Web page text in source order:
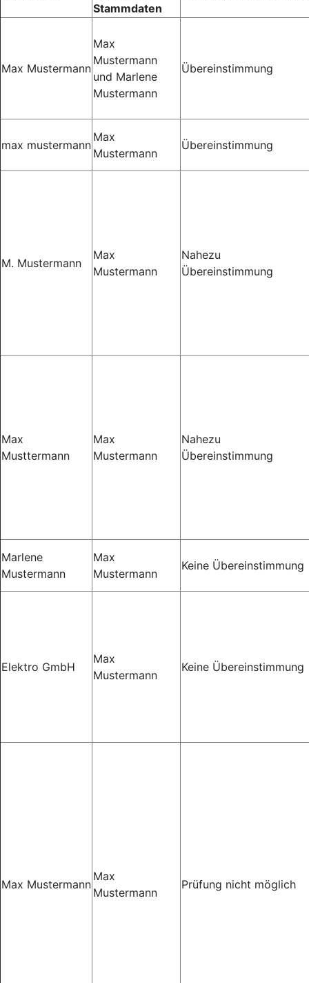
Stammdaten
Max Mustermann
Max
Mustermann
und Marlene
Mustermann
Übereinstimmung
max mustermann
Max
Mustermann
Übereinstimmung
M. Mustermann
Max
Mustermann
Nahezu
Übereinstimmung
Max
Musttermann
Max
Mustermann
Nahezu
Übereinstimmung
Marlene
Mustermann
Max
Mustermann
Keine Übereinstimmung
Elektro GmbH
Max
Mustermann
Keine Übereinstimmung
Max Mustermann
Max
Mustermann
Prüfung nicht möglich